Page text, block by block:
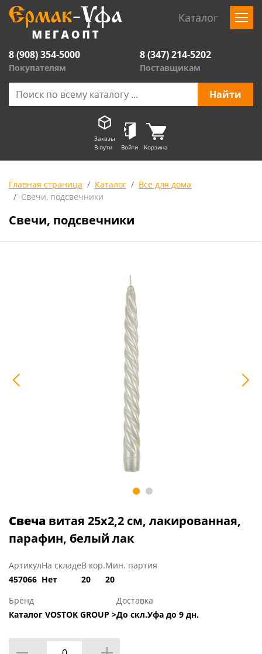
Каталог
8 (908) 354-5000
Покупателям
8 (347) 214-5202
Поставщикам
Заказы
В пути
Войти Корзина
Главная страница Каталог
Все для дома
Свечи, подсвечники
Свечи, подсвечники
Свеча витая 25х2,2 см, лакированная,
парафин, белый лак
Артикул
457066
На складе
Нет
В кор.
20
Мин. партия
20
Бренд
Каталог VOSTOK GROUP >
Доставка
До скл.Уфа до 9 дн.